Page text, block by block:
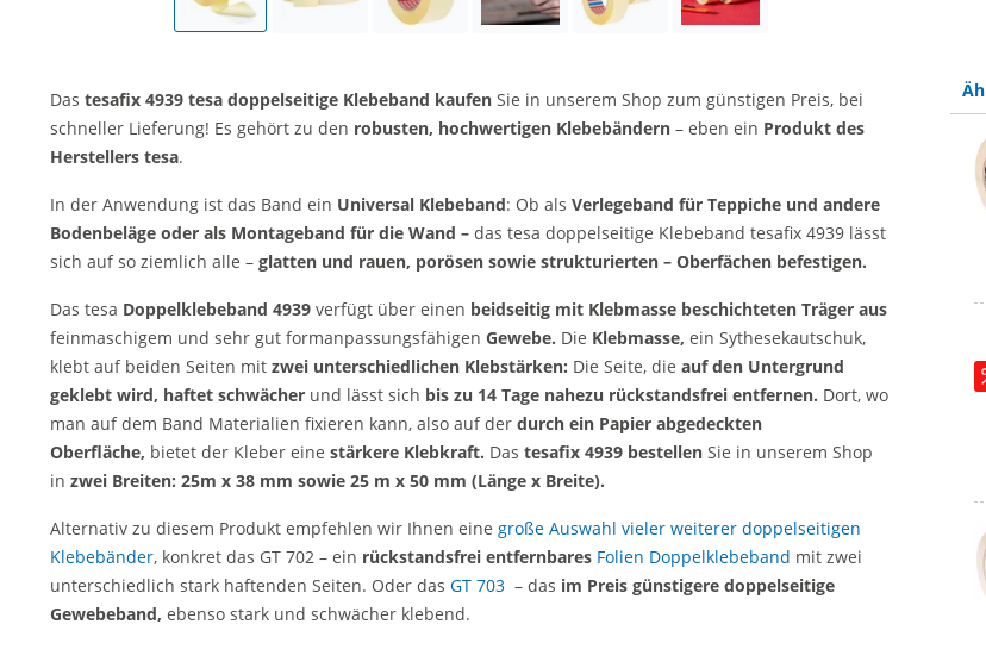
Das tesafix 4939 tesa doppelseitige Klebeband kaufen Sie in unserem Shop zum günstigen Preis, bei
schneller Lieferung! Es gehört zu den robusten, hochwertigen Klebebändern – eben ein Produkt des
Herstellers tesa.
In der Anwendung ist das Band ein Universal Klebeband: Ob als Verlegeband für Teppiche und andere
Bodenbeläge oder als Montageband für die Wand – das tesa doppelseitige Klebeband tesafix 4939 lässt
sich auf so ziemlich alle – glatten und rauen, porösen sowie strukturierten – Oberfächen befestigen.
Das tesa Doppelklebeband 4939 verfügt über einen beidseitig mit Klebmasse beschichteten Träger aus
feinmaschigem und sehr gut formanpassungsfähigen Gewebe. Die Klebmasse, ein Sythesekautschuk,
klebt auf beiden Seiten mit zwei unterschiedlichen Klebstärken: Die Seite, die auf den Untergrund
geklebt wird, haftet schwächer und lässt sich bis zu 14 Tage nahezu rückstandsfrei entfernen. Dort, wo
man auf dem Band Materialien fixieren kann, also auf der durch ein Papier abgedeckten
Oberfläche, bietet der Kleber eine stärkere Klebkraft. Das tesafix 4939 bestellen Sie in unserem Shop
in zwei Breiten: 25m x 38 mm sowie 25 m x 50 mm (Länge x Breite).
Alternativ zu diesem Produkt empfehlen wir Ihnen eine große Auswahl vieler weiterer doppelseitigen
Klebebänder, konkret das GT 702 – ein rückstandsfrei entfernbares Folien Doppelklebeband mit zwei
unterschiedlich stark haftenden Seiten. Oder das GT 703 – das im Preis günstigere doppelseitige
Gewebeband, ebenso stark und schwächer klebend.